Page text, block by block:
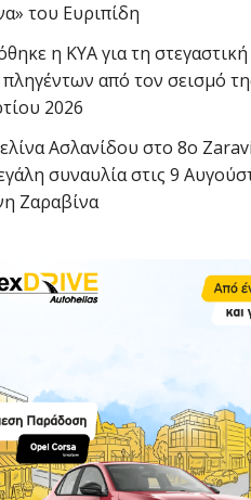
του Ευριπίδη
η ΚΥΑ για τη
από τον σεισμό
2026
Ασλανίδου στο 8ο
συναυλία στις 9
Ζαραβίνα